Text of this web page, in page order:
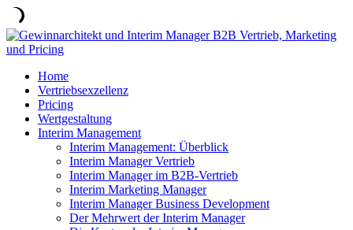
Home
Vertriebsexzellenz
Pricing
Wertgestaltung
Interim Management
Interim Management: Überblick
Interim Manager Vertrieb
Interim Manager im B2B-Vertrieb
Interim Marketing Manager
Interim Manager Business Development
Der Mehrwert der Interim Manager